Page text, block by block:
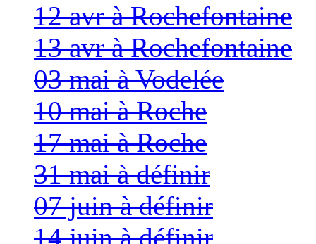
12 avr à Rochefontaine
13 avr à Rochefontaine
03 mai à Vodelée
10 mai à Roche
17 mai à Roche
31 mai à définir
07 juin à définir
14 juin à définir